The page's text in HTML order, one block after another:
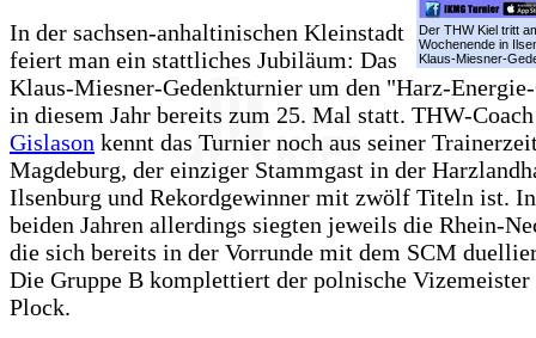
Der THW Kiel tritt
Wochenende in
Klaus-Miesner-
In der sachsen-anhaltinischen Kleinstadt
feiert man ein stattliches Jubiläum: Das
Klaus-Miesner-Gedenkturnier um den "Harz-
in diesem Jahr bereits zum 25. Mal statt. THW-
Gislason kennt das Turnier noch aus seiner
Magdeburg, der einziger Stammgast in der
Ilsenburg und Rekordgewinner mit zwölf Titeln ist.
beiden Jahren allerdings siegten jeweils die Rhein-
die sich bereits in der Vorrunde mit dem SCM
Die Gruppe B komplettiert der polnische
Plock.